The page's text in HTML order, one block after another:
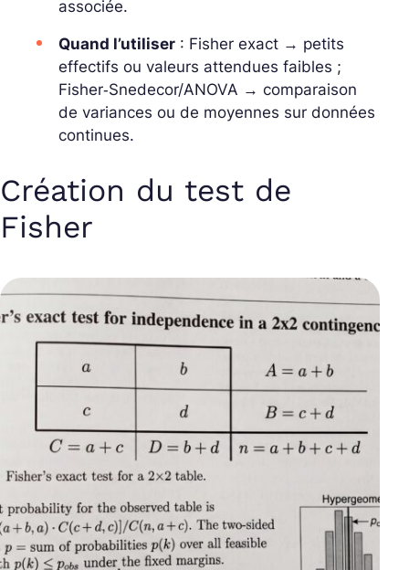
associée.
Quand l’utiliser : Fisher exact → petits
effectifs ou valeurs attendues faibles ;
Fisher‑Snedecor/ANOVA → comparaison
de variances ou de moyennes sur données
continues.
Création du test de
Fisher